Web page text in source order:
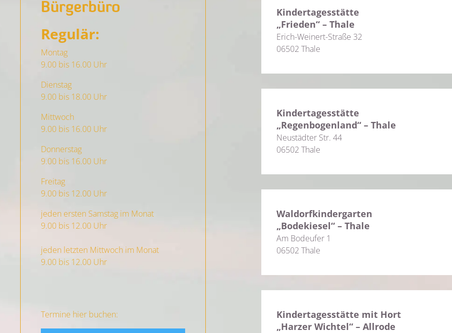
Bürgerbüro
Regulär:
Montag
9.00 bis 16.00 Uhr
Dienstag
9.00 bis 18.00 Uhr
Mittwoch
9.00 bis 16.00 Uhr
Donnerstag
9.00 bis 16.00 Uhr
Freitag
9.00 bis 12.00 Uhr
jeden ersten Samstag im Monat
9.00 bis 12.00 Uhr
jeden letzten Mittwoch im Monat
9.00 bis 12.00 Uhr
Termine hier buchen:
Kindertagesstätte
„Frieden“ – Thale
Erich-Weinert-Straße 32
06502 Thale
Kindertagesstätte
„Regenbogenland“ – Thale
Neustädter Str. 44
06502 Thale
Waldorfkindergarten
„Bodekiesel“ – Thale
Am Bodeufer 1
06502 Thale
Kindertagesstätte mit Hort
„Harzer Wichtel“ – Allrode